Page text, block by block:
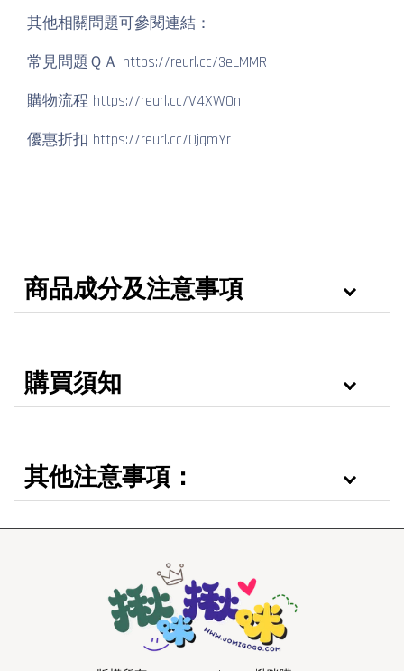
其他相關問題可參閱連結：
常見問題ＱＡ https://reurl.cc/3eLMMR
購物流程 https://reurl.cc/V4XW0n
優惠折扣 https://reurl.cc/OjqmYr
商品成分及注意事項
購買須知
其他注意事項：